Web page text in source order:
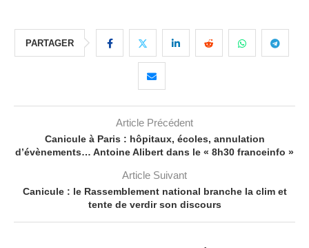
PARTAGER
Article Précédent
Canicule à Paris : hôpitaux, écoles, annulation
d’évènements… Antoine Alibert dans le « 8h30 franceinfo »
Article Suivant
Canicule : le Rassemblement national branche la clim et
tente de verdir son discours